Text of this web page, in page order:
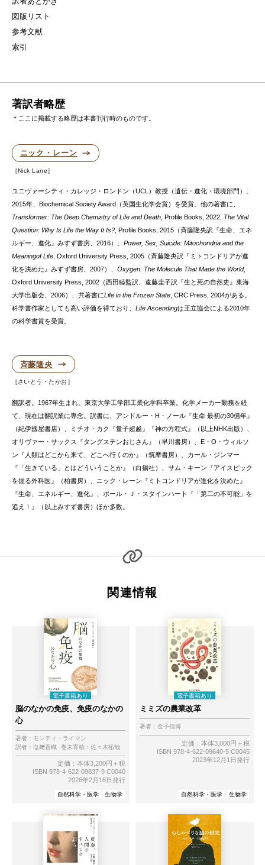
図版リスト
参考文献
索引
著訳者略歴
＊ここに掲載する略歴は本書刊行時のものです。
ニック・レーン
Nick Lane
ユニヴァーシティ・カレッジ・ロンドン（UCL）教授（遺伝・進化・環境部門）。
2015年、Biochemical Society Award（英国生化学会賞）を受賞。他の著書に、
Transformer: The Deep Chemistry of Life and Death, Profile Books, 2022, The Vital
Question: Why Is Life the Way It Is?, Profile Books, 2015（斉藤隆央訳『生命、エネ
ルギー、進化』みすず書房、2016）、 Power, Sex, Suicide: Mitochondria and the
Meaningof Life, Oxford University Press, 2005（斉藤隆央訳『ミトコンドリアが進
化を決めた』みすず書房、2007）、 Oxygen: The Molecule That Made the World,
Oxford University Press, 2002（西田睦監訳、遠藤圭子訳『生と死の自然史』東海
大学出版会、2006）、共著書にLife in the Frozen State, CRC Press, 2004がある。
科学書作家としても高い評価を得ており、 Life Ascendingは王立協会による2010年
の科学書賞を受賞。
斉藤隆央
さいとう・たかお
翻訳者。1967年生まれ。東京大学工学部工業化学科卒業。化学メーカー勤務を経
て、現在は翻訳業に専念。訳書に、アンドルー・H・ノール『生命 最初の30億年』
（紀伊國屋書店）、ミチオ・カク『量子超越』『神の方程式』（以上NHK出版）、
オリヴァー・サックス『タングステンおじさん』（早川書房）、E・O・ウィルソ
ン『人類はどこから来て、どこへ行くのか』（筑摩書房）、カール・ジンマー
『「生きている」とはどういうことか』（白揚社）、サム・キーン『アイスピック
を握る外科医』（柏書房）、ニック・レーン『ミトコンドリアが進化を決めた』
『生命、エネルギー、進化』、ポール・Ｊ・スタインハート『「第二の不可能」を
追え！』（以上みすず書房）ほか多数。
関連情報
脳のなかの免疫、免疫のなかの
心
著者： モンティ・ライマン
訳者： 塩﨑香織 巻末寄稿： 佐々木拓哉
定価：本体3,200円＋税
ISBN 978-4-622-09837-9 C0040
2026年2月16日発行
自然科学・医学 生物学
ミミズの農業改革
著者： 金子信博
定価：本体3,000円＋税
ISBN 978-4-622-09640-5 C0045
2023年12月1日発行
自然科学・医学 生物学